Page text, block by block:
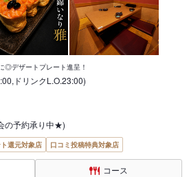
◎デザートプレート進呈！
ドリンクL.O.23:00)
の予約承り中★)
還元対象店 口コミ投稿特典対象店
コース